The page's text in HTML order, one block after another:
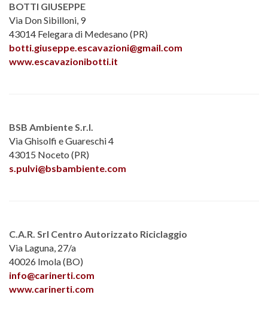
BOTTI GIUSEPPE
Via Don Sibilloni, 9
43014 Felegara di Medesano (PR)
botti.giuseppe.escavazioni@gmail.com
www.escavazionibotti.it
BSB Ambiente S.r.l.
Via Ghisolfi e Guareschi 4
43015 Noceto (PR)
s.pulvi@bsbambiente.com
C.A.R. Srl Centro Autorizzato Riciclaggio
Via Laguna, 27/a
40026 Imola (BO)
info@carinerti.com
www.carinerti.com